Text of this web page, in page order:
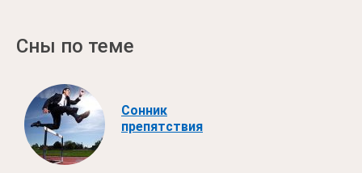
Сны по теме
Сонник
препятствия